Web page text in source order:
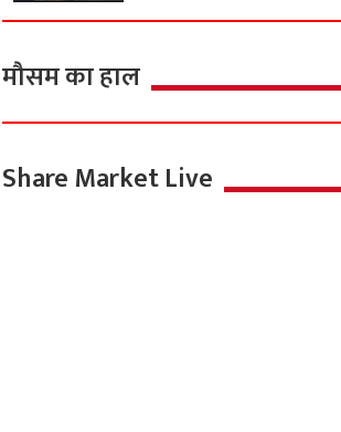
मौसम का हाल
Share Market Live